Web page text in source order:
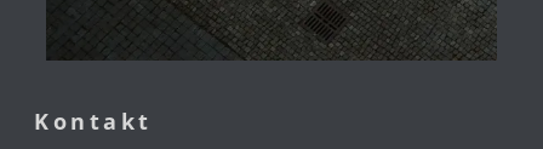
Kontakt